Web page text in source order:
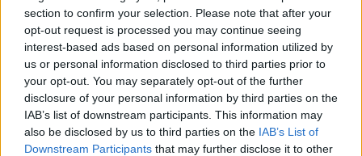
section to confirm your selection. Please note that after your
opt-out request is processed you may continue seeing
interest-based ads based on personal information utilized by
us or personal information disclosed to third parties prior to
your opt-out. You may separately opt-out of the further
disclosure of your personal information by third parties on the
IAB’s list of downstream participants. This information may
also be disclosed by us to third parties on the IAB’s List of
Downstream Participants that may further disclose it to other
hänsyn till vilka resultat som bedöms vara
mest relevanta för stundande uttagning. Vid
tillfällen där det står mellan en yngre och en
äldre junior kan den äldre väljas före den
yngre, då yngre juniorer också har möjlighet
till tävlande i Nordisk juniorlandskamp och
EYOF (Europeiska ungdoms-OS).